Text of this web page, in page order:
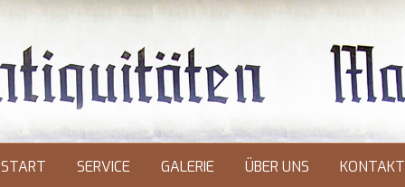
START SERVICE GALERIE ÜBER UNS KONTAKT